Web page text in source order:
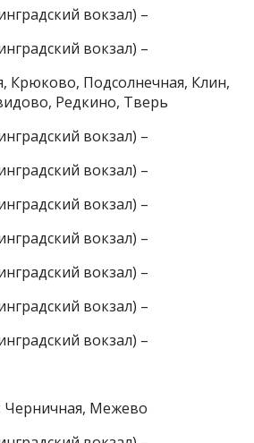
вокзал) –
вокзал) –
Крюково, Подсолнечная, Клин,
Редкино, Тверь
вокзал) –
вокзал) –
вокзал) –
вокзал) –
вокзал) –
вокзал) –
вокзал) –
Черничная, Межево